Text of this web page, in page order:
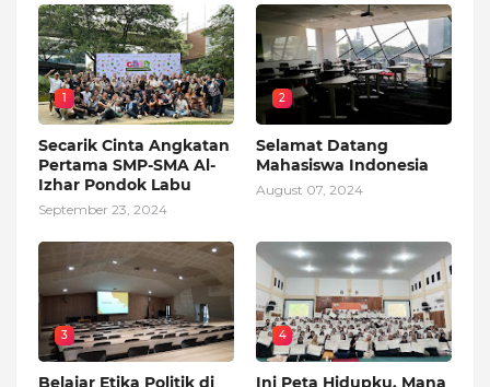
1
Secarik Cinta Angkatan
Pertama SMP-SMA Al-
Izhar Pondok Labu
September 23, 2024
2
Selamat Datang
Mahasiswa Indonesia
August 07, 2024
3
Belajar Etika Politik di
4
Ini Peta Hidupku. Mana